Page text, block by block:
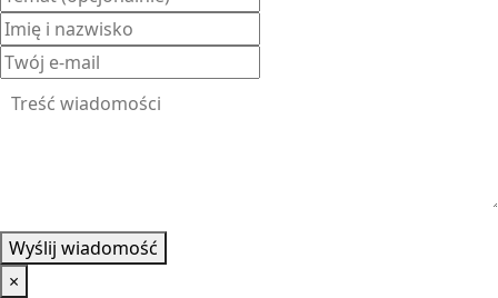
Wyślij wiadomość
×